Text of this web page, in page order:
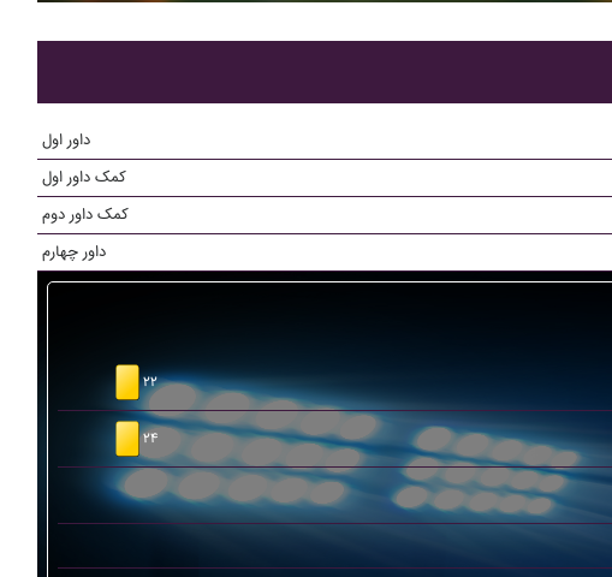
داور اول
کمک داور اول
کمک داور دوم
داور چهارم
۲۲
۲۴